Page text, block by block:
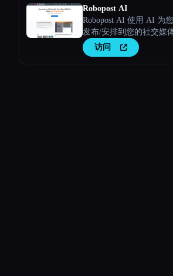
Robopost AI
Robopost AI 使用 AI 为
发布/安排到您的社交媒
访问